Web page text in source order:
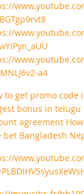
a4
to get promo code
bonus in
agreement
bet Bangladesh